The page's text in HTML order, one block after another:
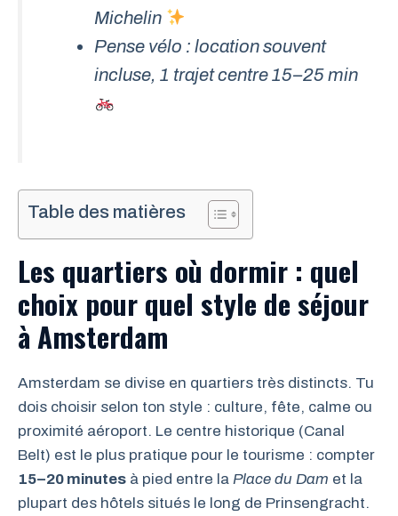
Michelin
Pense vélo : location souvent
incluse, 1 trajet centre 15–25 min
Table des matières
Les quartiers où dormir : quel
choix pour quel style de séjour
à Amsterdam
Amsterdam se divise en quartiers très distincts. Tu
dois choisir selon ton style : culture, fête, calme ou
proximité aéroport. Le centre historique (Canal
Belt) est le plus pratique pour le tourisme : compter
15–20 minutes à pied entre la Place du Dam et la
plupart des hôtels situés le long de Prinsengracht.